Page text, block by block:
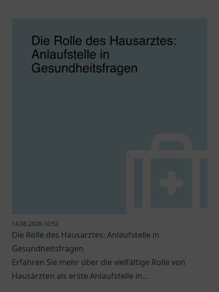
14.06.2026 10:52
Die Rolle des Hausarztes: Anlaufstelle in
Gesundheitsfragen
Erfahren Sie mehr über die vielfältige Rolle von
Hausärzten als erste Anlaufstelle in